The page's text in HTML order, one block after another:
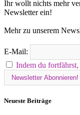
Ihr wollt nichts mehr
Newsletter ein!
Mehr zu unserem
E-Mail:
Indem du fortfährst,
Neueste Beiträge